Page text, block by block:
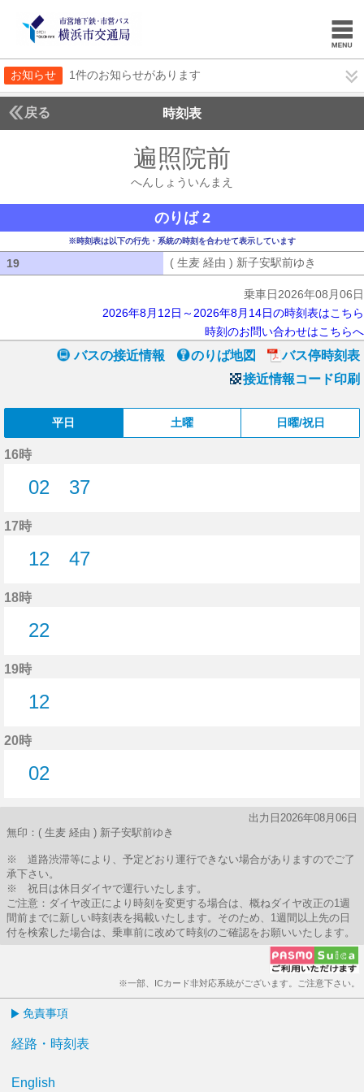
お知らせ 1件のお知らせがあります
戻る 時刻表
遍照院前
へんしょういんまえ
のりば 2
※時刻表は以下の行先・系統の時刻を合わせて表示しています
19 ( 生麦 経由 ) 新子安駅前ゆき
乗車日2026年08月06日
2026年8月12日～2026年8月14日の時刻表はこちら
時刻のお問い合わせはこちらへ
バスの接近情報 のりば地図
バス停時刻表
接近情報コード印刷
平日 土曜 日曜/祝日
16時
02
37
17時
12
47
18時
22
19時
12
20時
02
出力日2026年08月06日
無印：( 生麦 経由 ) 新子安駅前ゆき
※ 道路渋滞等により、予定どおり運行できない場合がありますのでご了
承下さい。
※ 祝日は休日ダイヤで運行いたします。
ご注意：ダイヤ改正により時刻を変更する場合は、概ねダイヤ改正の1週
間前までに新しい時刻表を掲載いたします。そのため、1週間以上先の日
付を検索した場合は、乗車前に改めて時刻のご確認をお願いいたします。
※一部、ICカード非対応系統がございます。ご注意下さい。
免責事項
経路・時刻表
English